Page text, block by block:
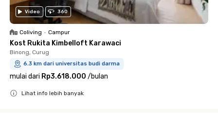
Video 360
Coliving • Campur
Kost Rukita Kimbelloft Karawaci
Binong, Curug
6.3 km dari universitas budi darma
mulai dari Rp3.618.000 /bulan
Lihat info lebih banyak